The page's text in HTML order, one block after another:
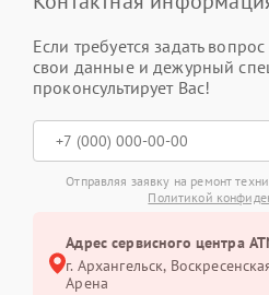
Если требуется задать
свои данные и дежурный
проконсультирует Вас!
Отправляя заявку на ремонт
Политикой
Адрес сервисного центра
г. Архангельск,
Арена